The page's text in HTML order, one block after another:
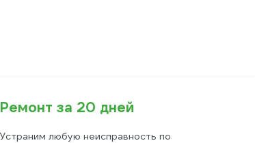
Ремонт за 20 дней
Устраним любую неисправность по